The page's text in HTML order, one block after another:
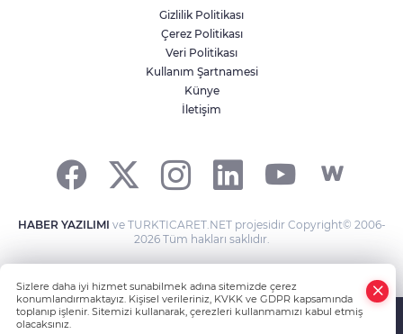
Gizlilik Politikası
Çerez Politikası
Veri Politikası
Kullanım Şartnamesi
Künye
İletişim
HABER YAZILIMI ve TURKTICARET.NET projesidir Copyright© 2006-
2026 Tüm hakları saklıdır.
Sizlere daha iyi hizmet sunabilmek adına sitemizde çerez
konumlandırmaktayız. Kişisel verileriniz, KVKK ve GDPR kapsamında
toplanıp işlenir. Sitemizi kullanarak, çerezleri kullanmamızı kabul etmiş
olacaksınız.